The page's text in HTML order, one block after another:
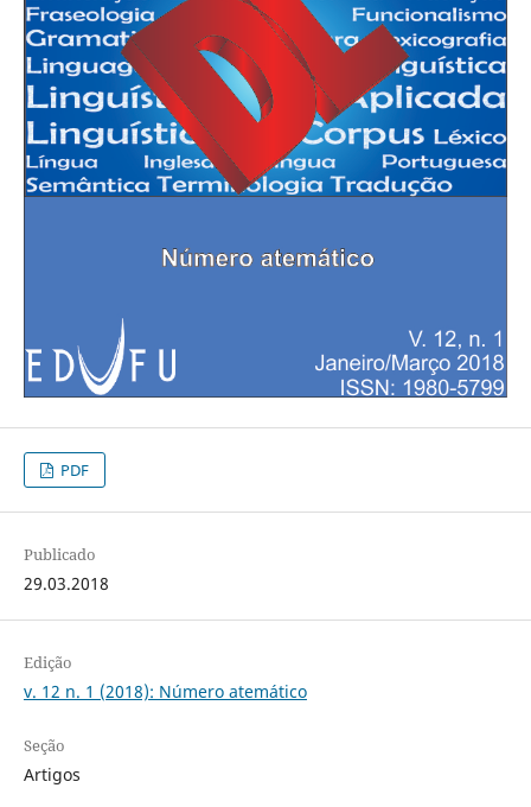
PDF
Publicado
29.03.2018
Edição
v. 12 n. 1 (2018): Número atemático
Seção
Artigos